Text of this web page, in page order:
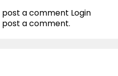
post a comment Login
post a comment.